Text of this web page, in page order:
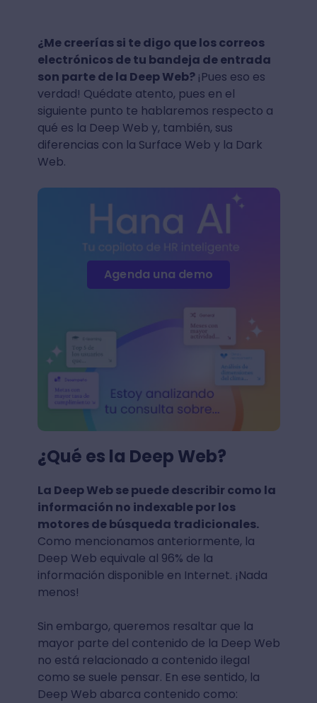
¿Me creerías si te digo que los correos
electrónicos de tu bandeja de entrada
son parte de la Deep Web? ¡Pues eso es
verdad! Quédate atento, pues en el
siguiente punto te hablaremos respecto a
qué es la Deep Web y, también, sus
diferencias con la Surface Web y la Dark
Web.
Agenda una demo
¿Qué es la Deep Web?
La Deep Web se puede describir como la
información no indexable por los
motores de búsqueda tradicionales.
Como mencionamos anteriormente, la
Deep Web equivale al 96% de la
información disponible en Internet. ¡Nada
menos!
Sin embargo, queremos resaltar que la
mayor parte del contenido de la Deep Web
no está relacionado a contenido ilegal
como se suele pensar. En ese sentido, la
Deep Web abarca contenido como: